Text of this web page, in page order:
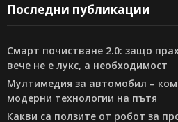
Последни публикации
Смарт почистване 2.0: защо
вече не е лукс, а необходимост
Мултимедия за автомобил –
модерни технологии на пътя
Какви са ползите от робот за